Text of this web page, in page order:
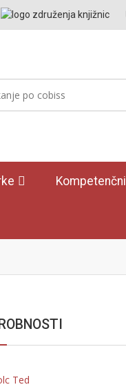
Ted